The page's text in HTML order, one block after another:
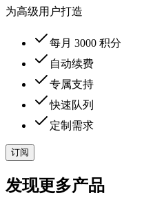
为高级用户打造
每月 3000 积分
自动续费
专属支持
快速队列
定制需求
订阅
发现更多产品